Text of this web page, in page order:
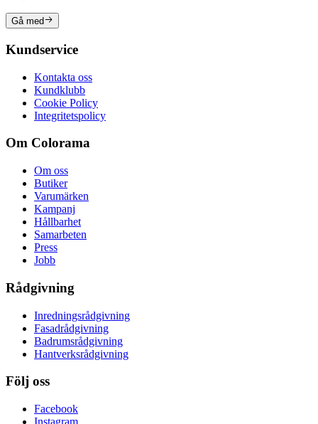
Gå med
Kundservice
Kontakta oss
Kundklubb
Cookie Policy
Integritetspolicy
Om Colorama
Om oss
Butiker
Varumärken
Kampanj
Hållbarhet
Samarbeten
Press
Jobb
Rådgivning
Inredningsrådgivning
Fasadrådgivning
Badrumsrådgivning
Hantverksrådgivning
Följ oss
Facebook
Instagram